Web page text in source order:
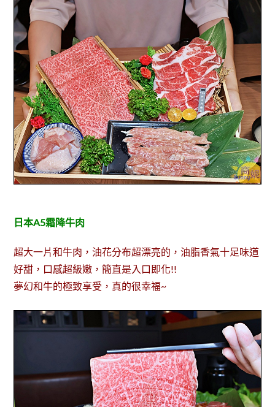
日本A5霜降牛肉
超大一片和牛肉，油花分布超漂亮的，油脂香氣十足味道
好甜，口感超級嫩，簡直是入口即化!!
夢幻和牛的極致享受，真的很幸福~